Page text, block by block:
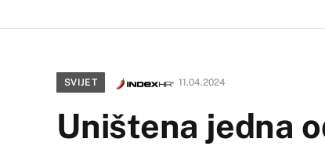
SVIJET 11.04.2024
Uništena jedna